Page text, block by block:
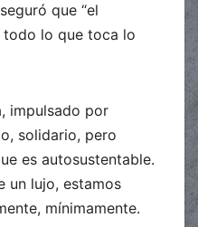
que “el
lo que toca lo
impulsado por
solidario, pero
es autosustentable.
un lujo, estamos
mínimamente.